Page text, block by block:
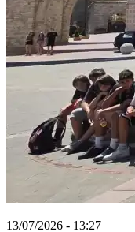
13/07/2026 - 13:27